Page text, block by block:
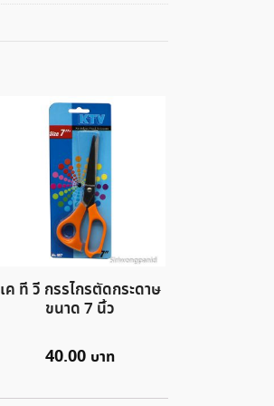
เค ที วี กรรไกรตัดกระดาษ
ขนาด 7 นิ้ว
40.00